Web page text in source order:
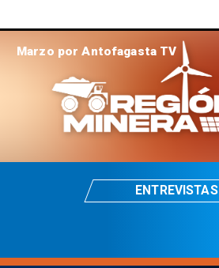
Marzo por Antofagasta TV
ENTREVISTAS